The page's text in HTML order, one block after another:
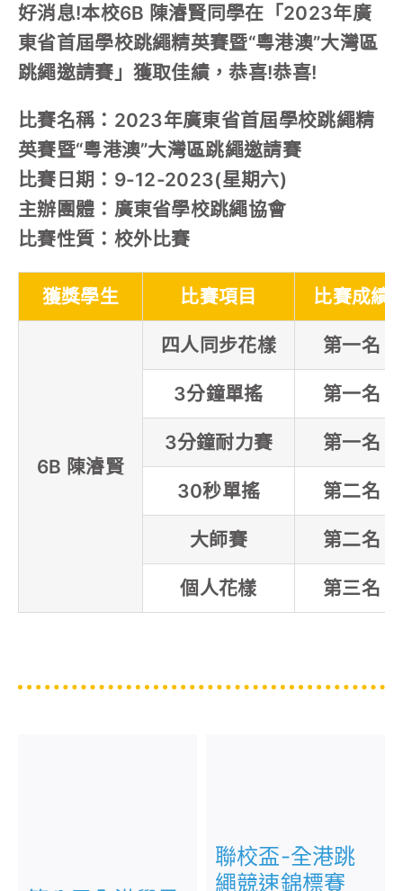
好消息!本校6B 陳濬賢同學在「2023年廣
東省首屆學校跳繩精英賽暨“粵港澳”大灣區
跳繩邀請賽」獲取佳績，恭喜!恭喜!
比賽名稱：2023年廣東省首屆學校跳繩精
英賽暨“粵港澳”大灣區跳繩邀請賽
比賽日期：9-12-2023(星期六)
主辦團體：廣東省學校跳繩協會
比賽性質：校外比賽
獲獎學生 比賽項目 比賽成績
6B 陳濬賢
四人同步花樣 第一名
3分鐘單搖 第一名
3分鐘耐力賽 第一名
30秒單搖 第二名
大師賽 第二名
個人花樣 第三名
聯校盃-全港跳
繩競速錦標賽